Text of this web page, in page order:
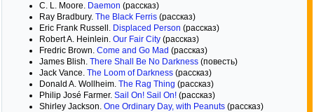
C. L. Moore. Daemon (рассказ)
Ray Bradbury. The Black Ferris (рассказ)
Eric Frank Russell. Displaced Person (рассказ)
Robert A. Heinlein. Our Fair City (рассказ)
Fredric Brown. Come and Go Mad (рассказ)
James Blish. There Shall Be No Darkness (повесть)
Jack Vance. The Loom of Darkness (рассказ)
Donald A. Wollheim. The Rag Thing (рассказ)
Philip José Farmer. Sail On! Sail On! (рассказ)
Shirley Jackson. One Ordinary Day, with Peanuts (рассказ)